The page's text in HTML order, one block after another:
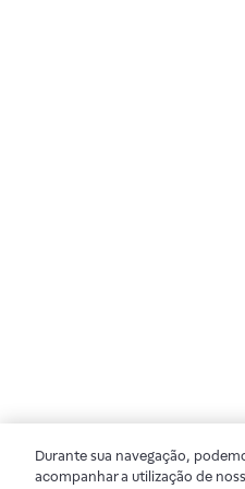
Durante sua navegação,
acompanhar a utilização de